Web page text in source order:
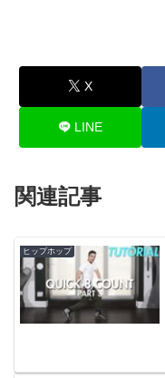
X
LINE
関連記事
ヒップホップ